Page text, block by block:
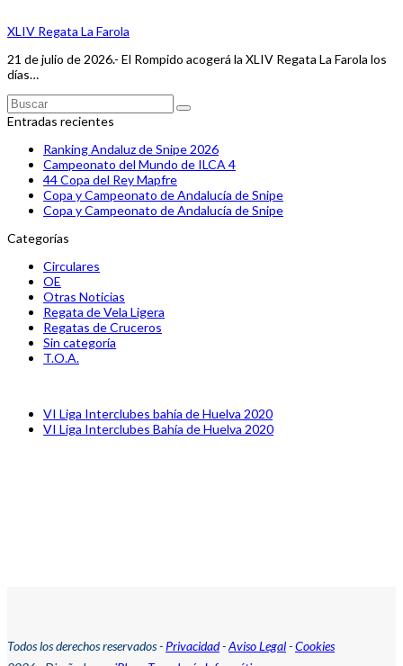
XLIV Regata La Farola
21 de julio de 2026.- El Rompido acogerá la XLIV Regata La Farola los
días…
Buscar
Enviar
Entradas recientes
Ranking Andaluz de Snipe 2026
Campeonato del Mundo de ILCA 4
44 Copa del Rey Mapfre
Copa y Campeonato de Andalucía de Snipe
Copa y Campeonato de Andalucía de Snipe
Categorías
Circulares
OE
Otras Noticias
Regata de Vela Ligera
Regatas de Cruceros
Sin categoría
T.O.A.
previous
post:
VI Liga Interclubes bahía de Huelva 2020
next
VI Liga Interclubes Bahía de Huelva 2020
Todos los derechos reservados - Privacidad-Aviso Legal-Cookies